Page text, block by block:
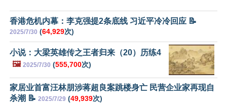
香港危机内幕：李克强提2条底线 习近平冷冷回应 📝
2025/7/30 (64,929次)
小说：大梁英雄传之王者归来（20）历练4
🖼️ 2025/7/30 (555,700次)
家居业首富汪林朋涉蒋超良案跳楼身亡 民营企业家再现自
杀潮 📝 2025/7/29 (49,939次)